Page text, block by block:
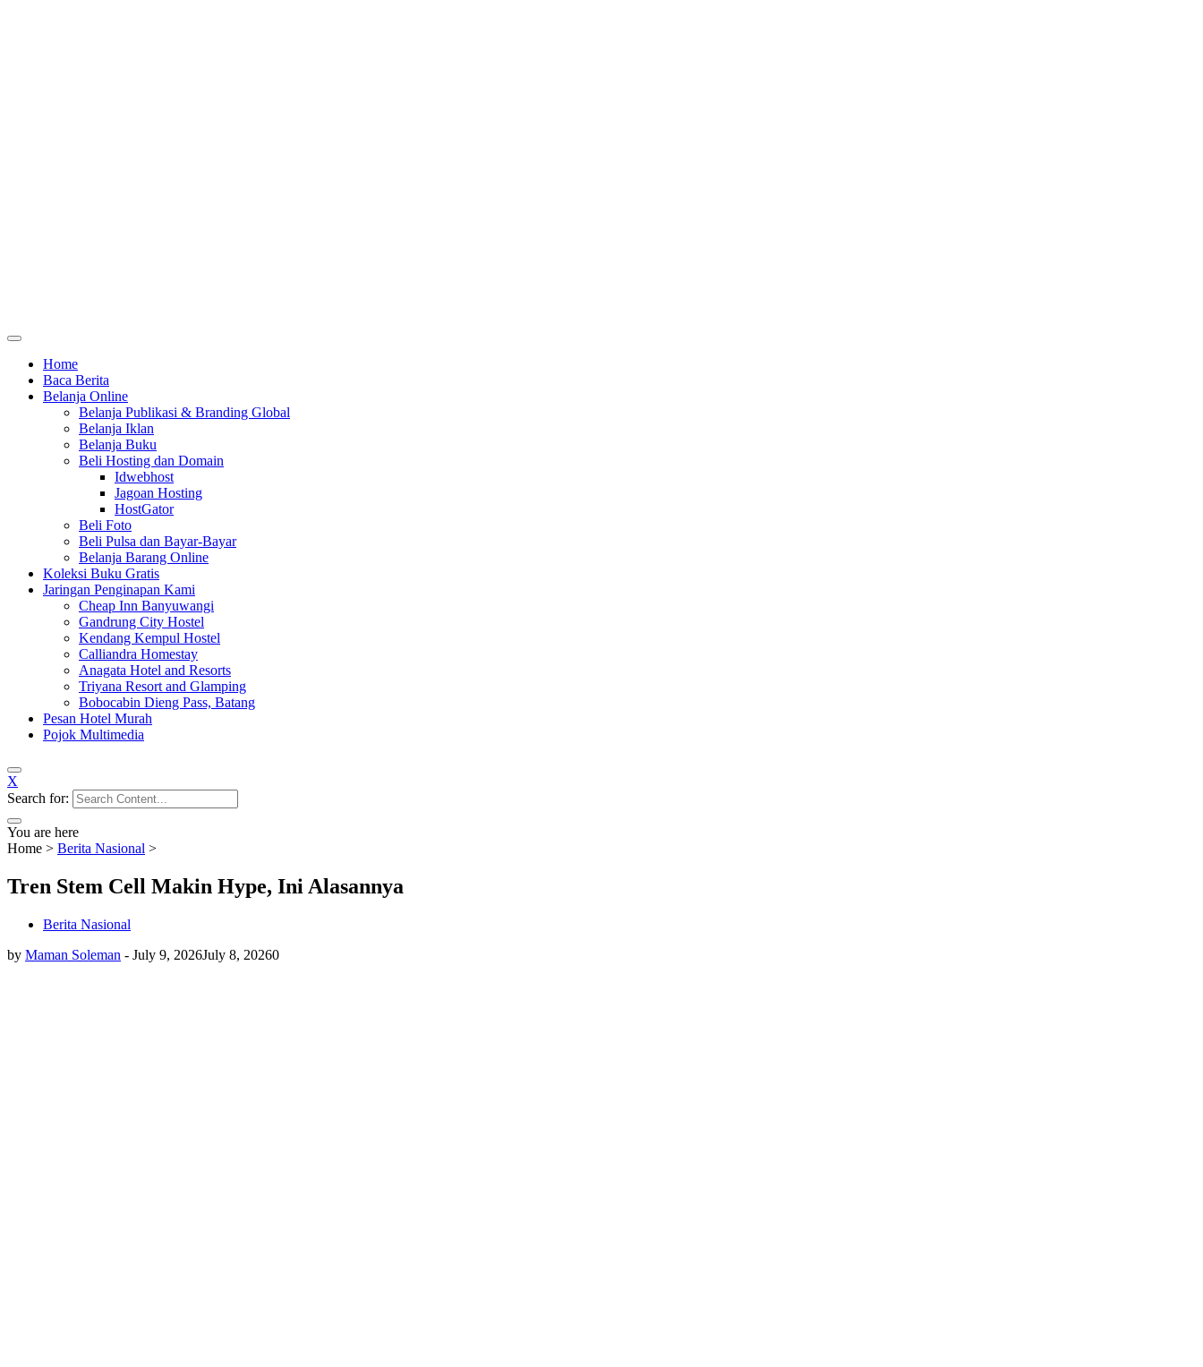
Home
Baca Berita
Belanja Online
Belanja Publikasi & Branding Global
Belanja Iklan
Belanja Buku
Beli Hosting dan Domain
Idwebhost
Jagoan Hosting
HostGator
Beli Foto
Beli Pulsa dan Bayar-Bayar
Belanja Barang Online
Koleksi Buku Gratis
Jaringan Penginapan Kami
Cheap Inn Banyuwangi
Gandrung City Hostel
Kendang Kempul Hostel
Calliandra Homestay
Anagata Hotel and Resorts
Triyana Resort and Glamping
Bobocabin Dieng Pass, Batang
Pesan Hotel Murah
Pojok Multimedia
X
Search for:
You are here
Home > Berita Nasional >
Tren Stem Cell Makin Hype, Ini Alasannya
Berita Nasional
by Maman Soleman - July 9, 2026July 8, 20260